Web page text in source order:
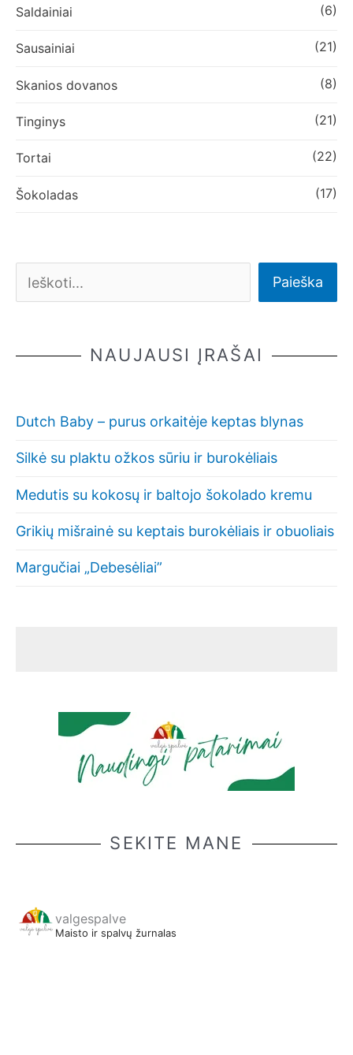
Saldainiai (6)
Sausainiai (21)
Skanios dovanos (8)
Tinginys (21)
Tortai (22)
Šokoladas (17)
Paieška
NAUJAUSI ĮRAŠAI
Dutch Baby – purus orkaitėje keptas blynas
Silkė su plaktu ožkos sūriu ir burokėliais
Medutis su kokosų ir baltojo šokolado kremu
Grikių mišrainė su keptais burokėliais ir obuoliais
Margučiai „Debesėliai”
SEKITE MANE
valgespalve
Maisto ir spalvų žurnalas